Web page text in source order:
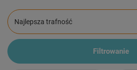
Zmień sortowanie
Najlepsza trafność
Filtrowanie